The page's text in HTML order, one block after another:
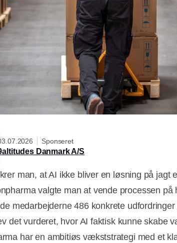
Sponseret
Danmark A/S
man, at AI ikke bliver en løsning på jagt
valgte man at vende processen på
medarbejderne 486 konkrete
det vurderet, hvor AI faktisk kunne skabe
har en ambitiøs vækststrategi med et